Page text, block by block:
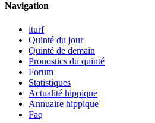
Navigation
iturf
Quinté du jour
Quinté de demain
Pronostics du quinté
Forum
Statistiques
Actualité hippique
Annuaire hippique
Faq